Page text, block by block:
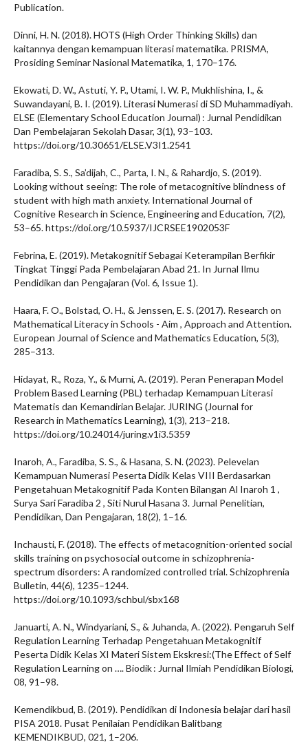
Publication.
Dinni, H. N. (2018). HOTS (High Order Thinking Skills) dan
kaitannya dengan kemampuan literasi matematika. PRISMA,
Prosiding Seminar Nasional Matematika, 1, 170–176.
Ekowati, D. W., Astuti, Y. P., Utami, I. W. P., Mukhlishina, I., &
Suwandayani, B. I. (2019). Literasi Numerasi di SD Muhammadiyah.
ELSE (Elementary School Education Journal) : Jurnal Pendidikan
Dan Pembelajaran Sekolah Dasar, 3(1), 93–103.
https://doi.org/10.30651/ELSE.V3I1.2541
Faradiba, S. S., Sa’dijah, C., Parta, I. N., & Rahardjo, S. (2019).
Looking without seeing: The role of metacognitive blindness of
student with high math anxiety. International Journal of
Cognitive Research in Science, Engineering and Education, 7(2),
53–65. https://doi.org/10.5937/IJCRSEE1902053F
Febrina, E. (2019). Metakognitif Sebagai Keterampilan Berfikir
Tingkat Tinggi Pada Pembelajaran Abad 21. In Jurnal Ilmu
Pendidikan dan Pengajaran (Vol. 6, Issue 1).
Haara, F. O., Bolstad, O. H., & Jenssen, E. S. (2017). Research on
Mathematical Literacy in Schools - Aim , Approach and Attention.
European Journal of Science and Mathematics Education, 5(3),
285–313.
Hidayat, R., Roza, Y., & Murni, A. (2019). Peran Penerapan Model
Problem Based Learning (PBL) terhadap Kemampuan Literasi
Matematis dan Kemandirian Belajar. JURING (Journal for
Research in Mathematics Learning), 1(3), 213–218.
https://doi.org/10.24014/juring.v1i3.5359
Inaroh, A., Faradiba, S. S., & Hasana, S. N. (2023). Pelevelan
Kemampuan Numerasi Peserta Didik Kelas VIII Berdasarkan
Pengetahuan Metakognitif Pada Konten Bilangan Al Inaroh 1 ,
Surya Sari Faradiba 2 , Siti Nurul Hasana 3. Jurnal Penelitian,
Pendidikan, Dan Pengajaran, 18(2), 1–16.
Inchausti, F. (2018). The effects of metacognition-oriented social
skills training on psychosocial outcome in schizophrenia-
spectrum disorders: A randomized controlled trial. Schizophrenia
Bulletin, 44(6), 1235–1244.
https://doi.org/10.1093/schbul/sbx168
Januarti, A. N., Windyariani, S., & Juhanda, A. (2022). Pengaruh Self
Regulation Learning Terhadap Pengetahuan Metakognitif
Peserta Didik Kelas XI Materi Sistem Ekskresi:(The Effect of Self
Regulation Learning on …. Biodik : Jurnal Ilmiah Pendidikan Biologi,
08, 91–98.
Kemendikbud, B. (2019). Pendidikan di Indonesia belajar dari hasil
PISA 2018. Pusat Penilaian Pendidikan Balitbang
KEMENDIKBUD, 021, 1–206.